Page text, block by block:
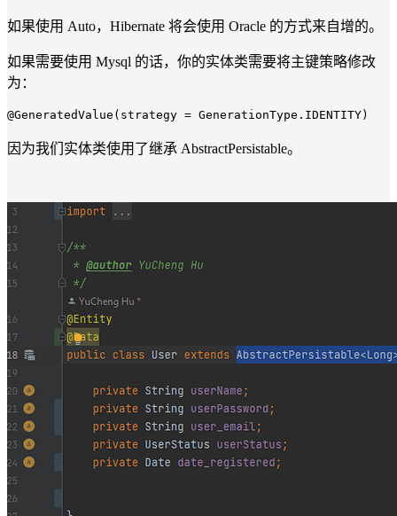
如果使用 Auto，Hibernate 将会使用 Oracle 的方式来自增的。
如果需要使用 Mysql 的话，你的实体类需要将主键策略修改
为：
@GeneratedValue(strategy = GenerationType.IDENTITY)
因为我们实体类使用了继承 AbstractPersistable。